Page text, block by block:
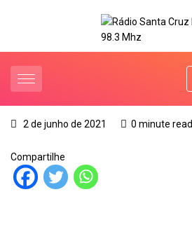
2 de junho de 2021 0 minute read
Compartilhe